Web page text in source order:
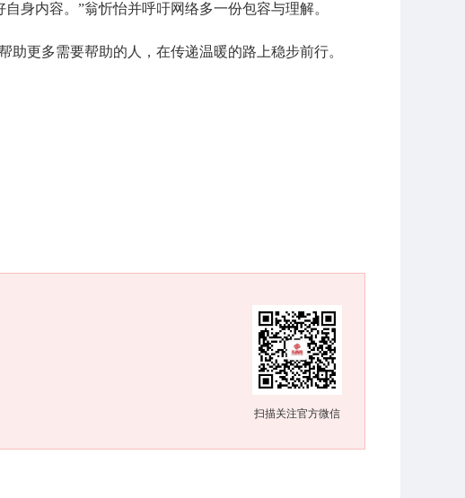
身内容。”翁忻怡并呼吁网络多一份包容与理解。
更多需要帮助的人，在传递温暖的路上稳步前行。
扫描关注官方微信